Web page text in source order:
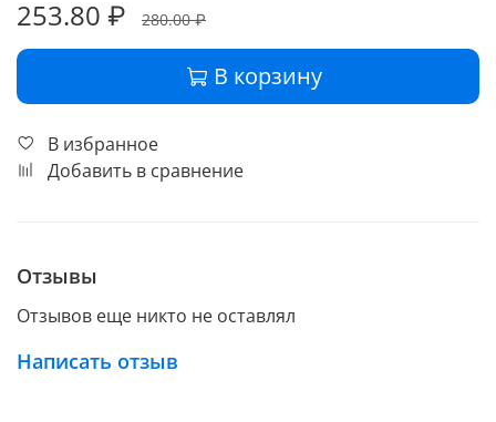
253.80 ₽ 280.00 ₽
В корзину
В избранное
Добавить в сравнение
Отзывы
Отзывов еще никто не оставлял
Написать отзыв